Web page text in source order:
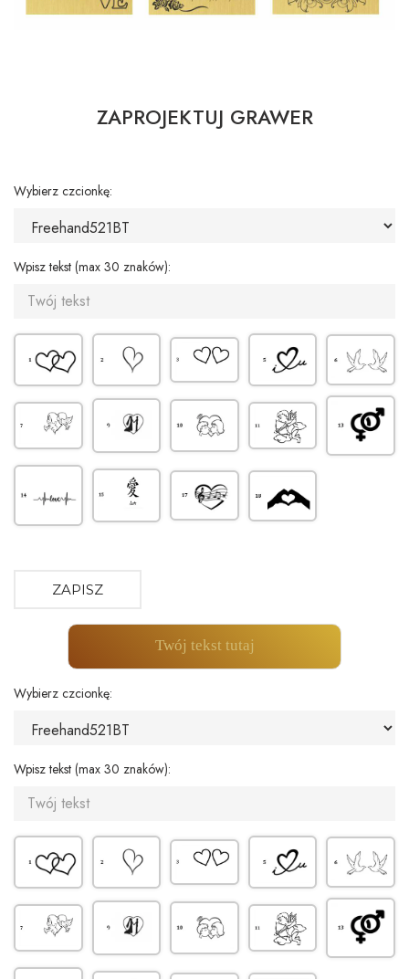
ZAPROJEKTUJ GRAWER
Wybierz czcionkę:
Wpisz tekst (max 30 znaków):
ZAPISZ
Twój tekst tutaj
Wybierz czcionkę:
Wpisz tekst (max 30 znaków):